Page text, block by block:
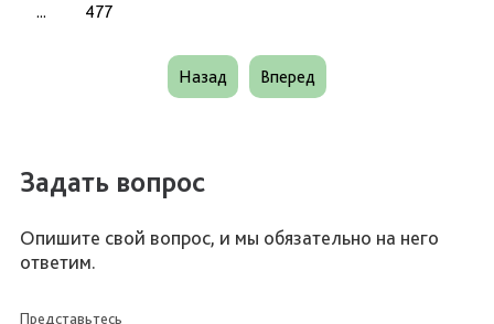
... 477
Назад Вперед
Задать вопрос
Опишите свой вопрос, и мы обязательно на него
ответим.
Представьтесь